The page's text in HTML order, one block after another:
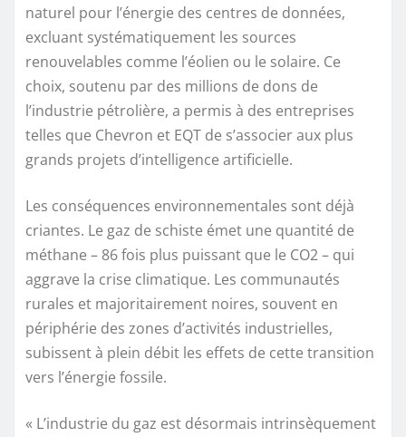
naturel pour l’énergie des centres de données,
excluant systématiquement les sources
renouvelables comme l’éolien ou le solaire. Ce
choix, soutenu par des millions de dons de
l’industrie pétrolière, a permis à des entreprises
telles que Chevron et EQT de s’associer aux plus
grands projets d’intelligence artificielle.
Les conséquences environnementales sont déjà
criantes. Le gaz de schiste émet une quantité de
méthane – 86 fois plus puissant que le CO2 – qui
aggrave la crise climatique. Les communautés
rurales et majoritairement noires, souvent en
périphérie des zones d’activités industrielles,
subissent à plein débit les effets de cette transition
vers l’énergie fossile.
« L’industrie du gaz est désormais intrinsèquement